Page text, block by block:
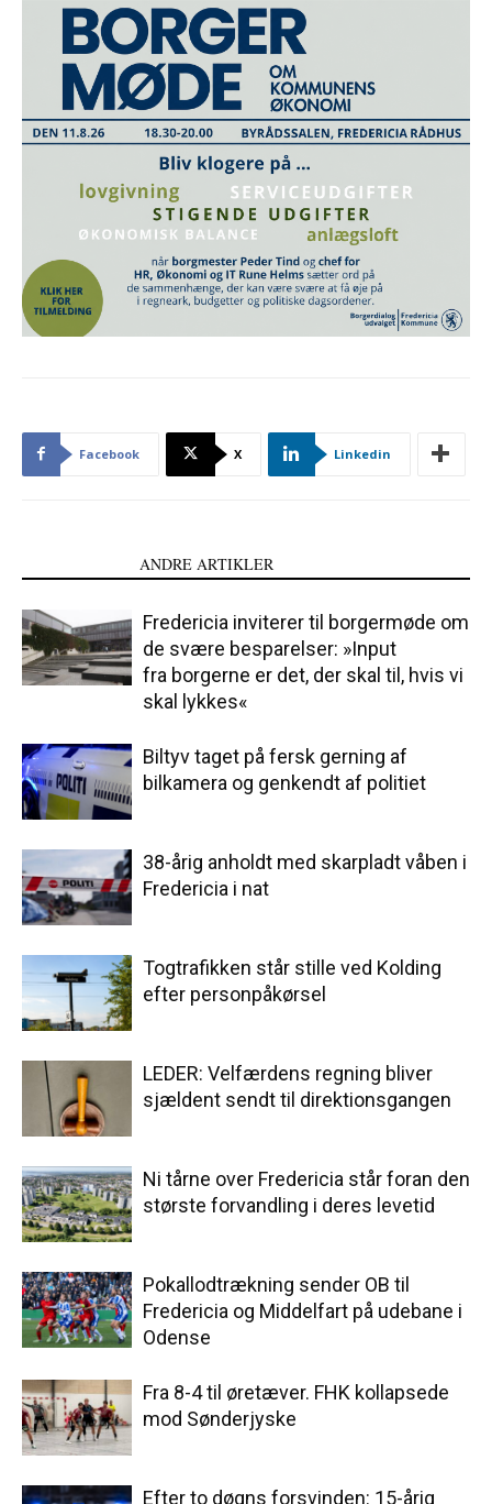
Facebook X Linkedin
ANDRE ARTIKLER
Fredericia inviterer til borgermøde om
de svære besparelser: »Input
fra borgerne er det, der skal til, hvis vi
skal lykkes«
Biltyv taget på fersk gerning af
bilkamera og genkendt af politiet
38-årig anholdt med skarpladt våben i
Fredericia i nat
Togtrafikken står stille ved Kolding
efter personpåkørsel
LEDER: Velfærdens regning bliver
sjældent sendt til direktionsgangen
Ni tårne over Fredericia står foran den
største forvandling i deres levetid
Pokallodtrækning sender OB til
Fredericia og Middelfart på udebane i
Odense
Fra 8-4 til øretæver. FHK kollapsede
mod Sønderjyske
Efter to døgns forsvinden: 15-årig